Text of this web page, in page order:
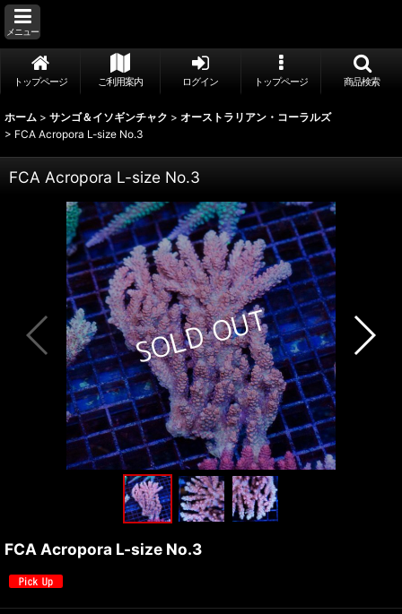
メニュー
トップページ ご利用案内 ログイン トップページ 商品検索
ホーム > サンゴ＆イソギンチャク > オーストラリアン・コーラルズ
> FCA Acropora L-size No.3
FCA Acropora L-size No.3
FCA Acropora L-size No.3